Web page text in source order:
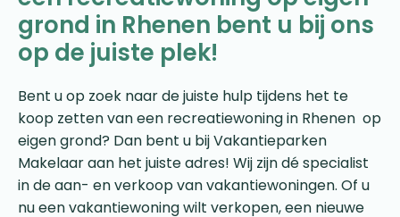
grond in Rhenen bent u bij ons
op de juiste plek!
Bent u op zoek naar de juiste hulp tijdens het te
koop zetten van een recreatiewoning in Rhenen op
eigen grond? Dan bent u bij Vakantieparken
Makelaar aan het juiste adres! Wij zijn dé specialist
in de aan- en verkoop van vakantiewoningen. Of u
nu een vakantiewoning wilt verkopen, een nieuwe